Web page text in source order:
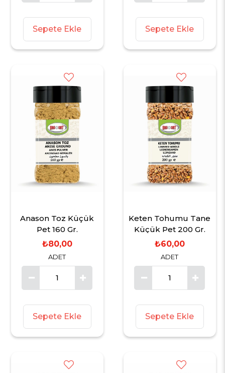
Sepete Ekle Sepete Ekle
Anason Toz Küçük
Pet 160 Gr.
ADET
₺80,00
Sepete Ekle
Keten Tohumu Tane
Küçük Pet 200 Gr.
ADET
₺60,00
Sepete Ekle